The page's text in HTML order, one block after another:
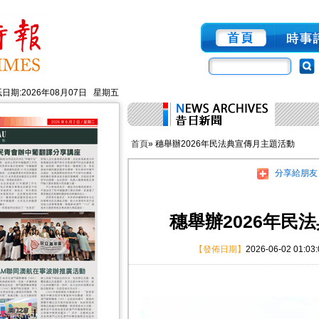
日期:2026年08月07日 星期五
首頁» 穗舉辦2026年民法典宣傳月主題活動
分享給朋
穗舉辦2026年民
【發佈日期】 2026-06-02